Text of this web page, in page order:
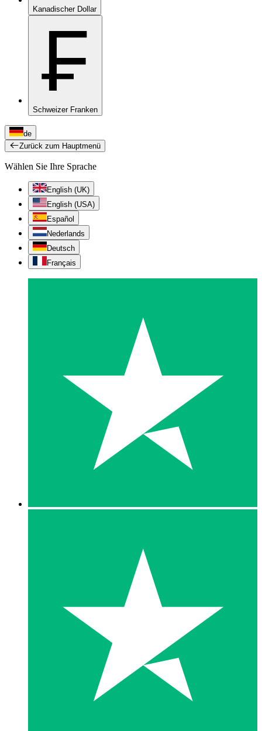
Kanadischer Dollar
₣
Schweizer Franken
de
Zurück zum Hauptmenü
Wählen Sie Ihre Sprache
English (UK)
English (USA)
Español
Nederlands
Deutsch
Français